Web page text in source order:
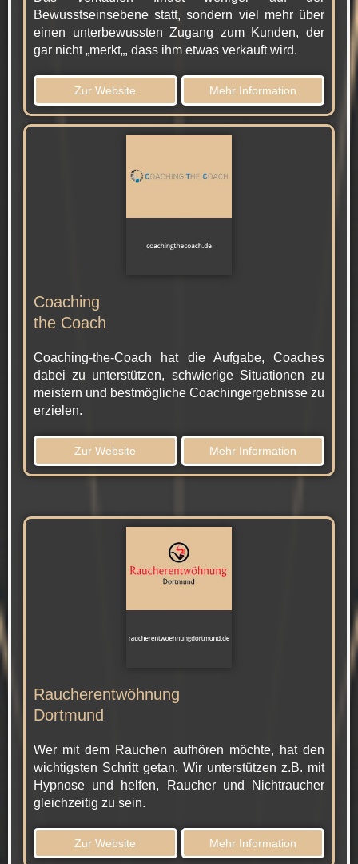
Bewusstseinsebene statt, sondern viel mehr über
einen unterbewussten Zugang zum Kunden, der
gar nicht „merkt„, dass ihm etwas verkauft wird.
Zur Website Mehr Information
Coaching
the Coach
Coaching-the-Coach hat die Aufgabe, Coaches
dabei zu unterstützen, schwierige Situationen zu
meistern und bestmögliche Coachingergebnisse zu
erzielen.
Zur Website Mehr Information
Raucherentwöhnung
Dortmund
Wer mit dem Rauchen aufhören möchte, hat den
wichtigsten Schritt getan. Wir unterstützen z.B. mit
Hypnose und helfen, Raucher und Nichtraucher
gleichzeitig zu sein.
Zur Website Mehr Information